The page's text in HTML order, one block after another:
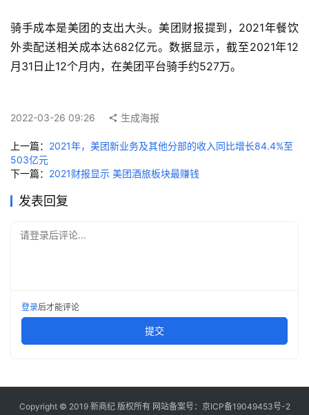
A
I
快
创
投
纪
骑手成本是美团的支出大头。美团财报提到，2021年餐饮
外卖配送相关成本达682亿元。数据显示，截至2021年12
月31日止12个月内，在美团平台骑手约527万。
2022-03-26 09:26 生成海报
上一篇： 2021年，美团新业务及其他分部的收入同比增长84.4%至
503亿元
下一篇： 2021财报显示 美团酒旅板块最赚钱
发表回复
请登录后评论...
登录后才能评论
提交
Copyright © 2019 新商纪版权所有 网站备案号： 京ICP备19049453号-2